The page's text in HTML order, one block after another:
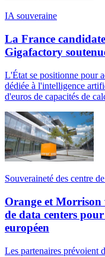
IA souveraine
La France
Gigafactory
L'État se positionne pour
dédiée à l'intelligence
d'euros de capacités de
Souveraineté des centre
Orange et Morrison
de data centers
européen
Les partenaires prévoient